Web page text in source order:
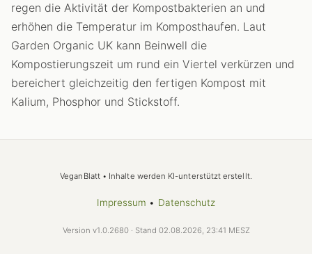
regen die Aktivität der Kompostbakterien an und
erhöhen die Temperatur im Komposthaufen. Laut
Garden Organic UK kann Beinwell die
Kompostierungszeit um rund ein Viertel verkürzen und
bereichert gleichzeitig den fertigen Kompost mit
Kalium, Phosphor und Stickstoff.
VeganBlatt • Inhalte werden KI-unterstützt erstellt.
Impressum • Datenschutz
Version v1.0.2680 · Stand 02.08.2026, 23:41 MESZ